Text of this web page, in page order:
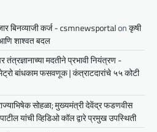
बिनव्याजी कर्ज - csmnewsportalonकृषी
शाश्वत बदल
मदतीने प्रभावी नियंत्रण -
बांधकाम फसवणूक | कंत्राटदारांचे ५५ कोटी
सोहळा; मुख्यमंत्री देवेंद्र फडणवीस
यांची व्हिडिओ कॉल द्वारे प्रमुख उपस्थिती